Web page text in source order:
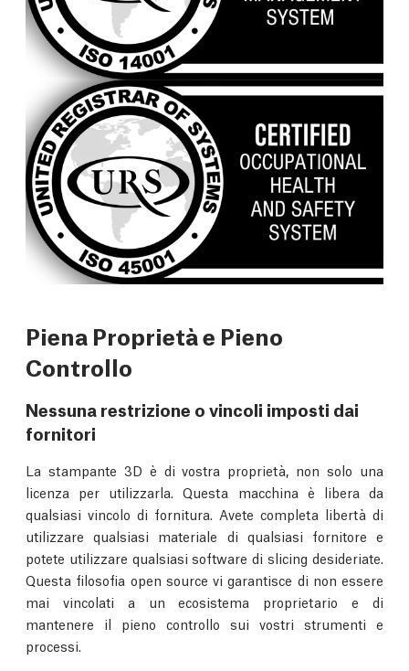
Piena Proprietà e Pieno
Controllo
Nessuna restrizione o vincoli imposti dai
fornitori
La stampante 3D è di vostra proprietà, non solo una
licenza per utilizzarla. Questa macchina è libera da
qualsiasi vincolo di fornitura. Avete completa libertà di
utilizzare qualsiasi materiale di qualsiasi fornitore e
potete utilizzare qualsiasi software di slicing desideriate.
Questa filosofia open source vi garantisce di non essere
mai vincolati a un ecosistema proprietario e di
mantenere il pieno controllo sui vostri strumenti e
processi.